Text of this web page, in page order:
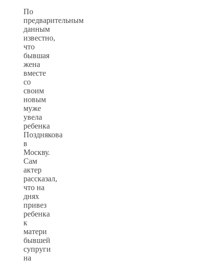
По
предварительным
данным
известно,
что
бывшая
жена
вместе
со
своим
новым
муже
увела
ребенка
Позднякова
в
Москву.
Сам
актер
рассказал,
что на
днях
привез
ребенка
к
матери
бывшей
супруги
на